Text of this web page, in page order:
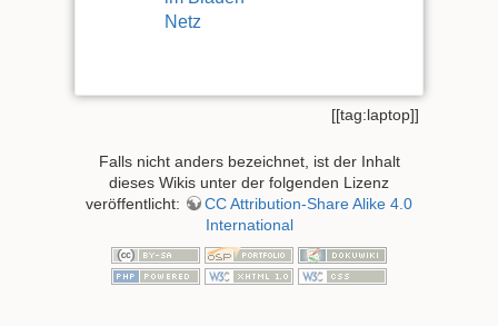
Netz
[[tag:laptop]]
Falls nicht anders bezeichnet, ist der Inhalt
dieses Wikis unter der folgenden Lizenz
veröffentlicht:
CC Attribution-Share Alike 4.0
International